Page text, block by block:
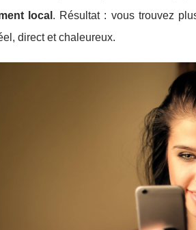
local . Résultat : vous trouvez
direct et chaleureux.